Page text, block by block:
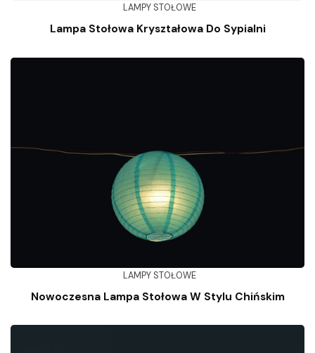
LAMPY STOŁOWE
Lampa Stołowa Kryształowa Do Sypialni
LAMPY STOŁOWE
Nowoczesna Lampa Stołowa W Stylu Chińskim